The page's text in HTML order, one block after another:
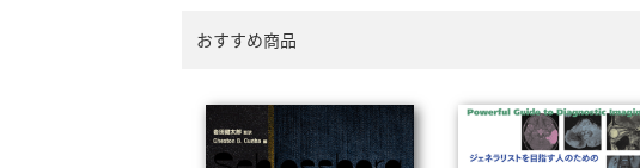
おすすめ商品